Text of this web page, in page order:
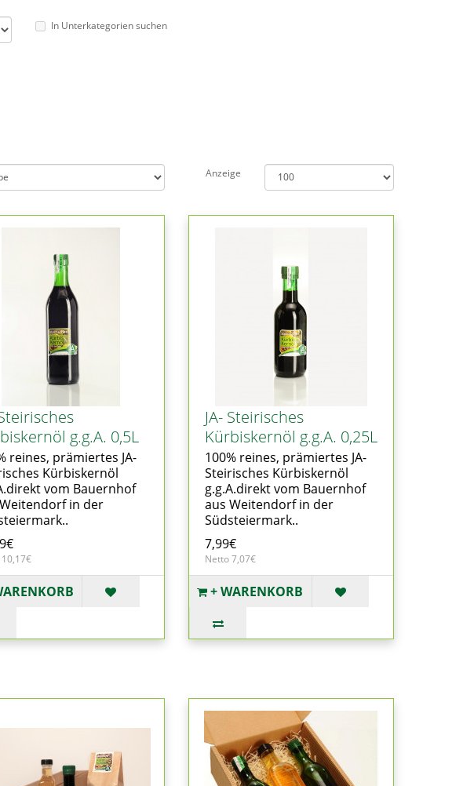
In Unterkategorien suchen
Anzeige
g.g.A. 0,5L
reines, prämiertes JA-
Kürbiskernöl
vom Bauernhof
in der
JA- Steirisches
Kürbiskernöl g.g.A. 0,25L
100% reines, prämiertes JA-
Steirisches Kürbiskernöl
g.g.A.direkt vom Bauernhof
aus Weitendorf in der
Südsteiermark..
7,99€
Netto 7,07€
+ WARENKORB